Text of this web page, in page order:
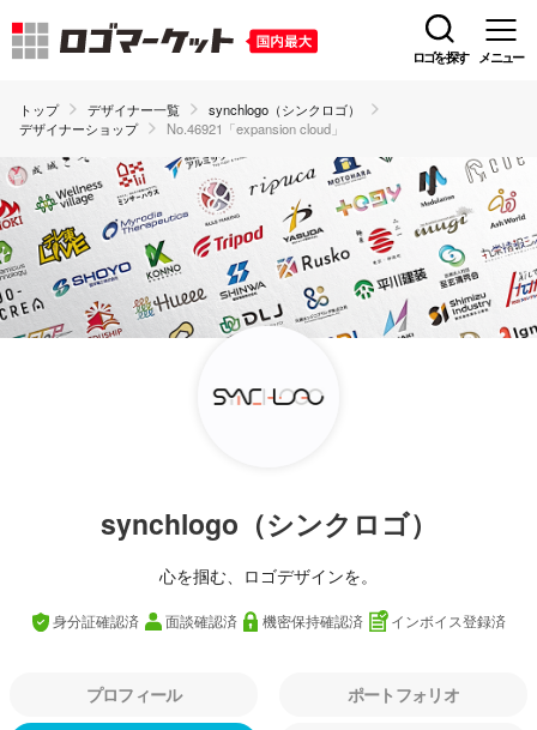
ロゴを探す メニュー
トップ デザイナー一覧
synchlogo（シンクロゴ）
デザイナーショップ
No.46921「expansion cloud」
synchlogo（シンクロゴ）
心を掴む、ロゴデザインを。
身分証確認済 面談確認済 機密保持確認済 インボイス登録済
プロフィール ポートフォリオ